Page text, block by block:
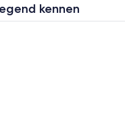
kennen